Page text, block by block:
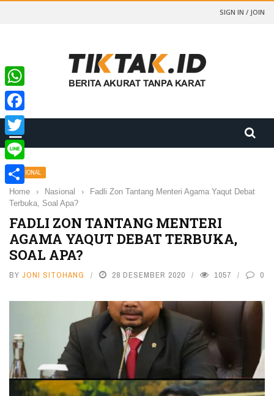
SIGN IN / JOIN
NASIONAL
Home › Nasional ›
Fadli Zon Tantang Menteri Agama Yaqut Debat
Terbuka, Soal Apa?
FADLI ZON TANTANG MENTERI
AGAMA YAQUT DEBAT TERBUKA,
SOAL APA?
BY JONI SITOHANG 28 DESEMBER 2020 1057 0
WhatsApp
Facebook
Twitter
Line
Share